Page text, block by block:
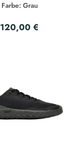
Farbe: Grau
120,00 €